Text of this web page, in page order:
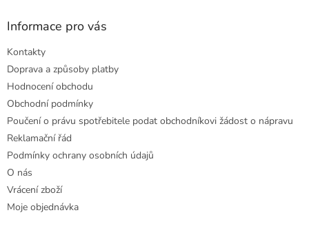
Informace pro vás
Kontakty
Doprava a způsoby platby
Hodnocení obchodu
Obchodní podmínky
Poučení o právu spotřebitele podat obchodníkovi žádost o nápravu
Reklamační řád
Podmínky ochrany osobních údajů
O nás
Vrácení zboží
Moje objednávka